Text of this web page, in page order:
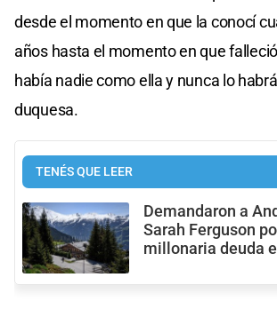
desde el momento en que la conocí
años hasta el momento en que
había nadie como ella y nunca lo
duquesa.
TENÉS QUE LEER
Demandaron a
Sarah Ferguson
millonaria deuda